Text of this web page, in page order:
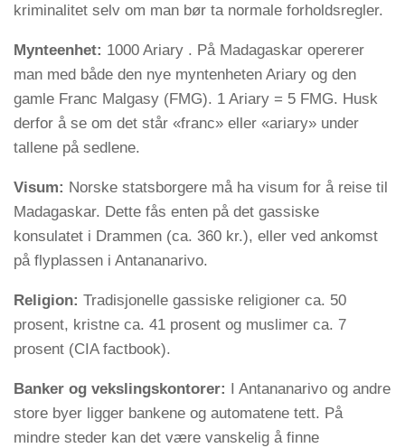
kriminalitet selv om man bør ta normale forholdsregler.
Mynteenhet: 1000 Ariary . På Madagaskar opererer
man med både den nye myntenheten Ariary og den
gamle Franc Malgasy (FMG). 1 Ariary = 5 FMG. Husk
derfor å se om det står «franc» eller «ariary» under
tallene på sedlene.
Visum: Norske statsborgere må ha visum for å reise til
Madagaskar. Dette fås enten på det gassiske
konsulatet i Drammen (ca. 360 kr.), eller ved ankomst
på flyplassen i Antananarivo.
Religion: Tradisjonelle gassiske religioner ca. 50
prosent, kristne ca. 41 prosent og muslimer ca. 7
prosent (CIA factbook).
Banker og vekslingskontorer: I Antananarivo og andre
store byer ligger bankene og automatene tett. På
mindre steder kan det være vanskelig å finne